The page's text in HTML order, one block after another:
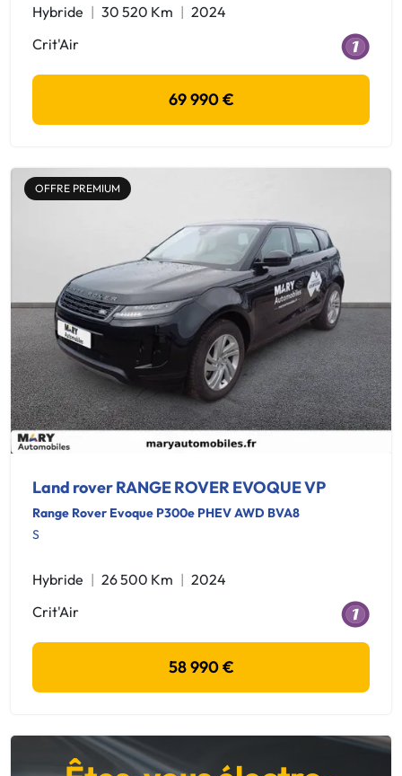
Hybride 30 520 Km
2024
Crit'Air
69 990 €
OFFRE PREMIUM
Land rover RANGE ROVER EVOQUE VP
Range Rover Evoque P300e PHEV AWD BVA8
S
Hybride 26 500 Km
2024
Crit'Air
58 990 €